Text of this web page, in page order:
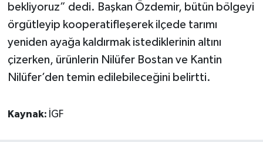
bekliyoruz” dedi. Başkan Özdemir, bütün bölgeyi
örgütleyip kooperatifleşerek ilçede tarımı
yeniden ayağa kaldırmak istediklerinin altını
çizerken, ürünlerin Nilüfer Bostan ve Kantin
Nilüfer’den temin edilebileceğini belirtti.
Kaynak: İGF